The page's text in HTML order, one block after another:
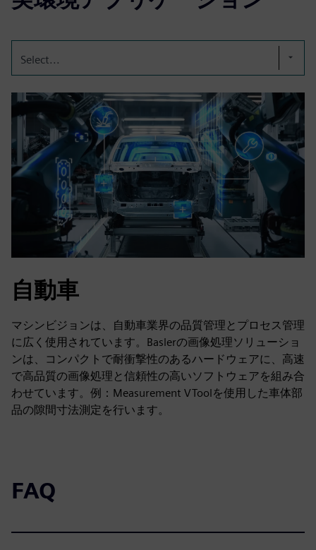
Select...
自動車
マシンビジョンは、自動車業界の品質管理とプロセス管理
に広く使用されています。Baslerの画像処理ソリューショ
ンは、コンパクトで耐衝撃性のあるハードウェアに、高速
で高品質の画像処理と信頼性の高いソフトウェアを組み合
わせています。例：Measurement VToolを使用した車体部
品の隙間寸法測定を行います。
FAQ